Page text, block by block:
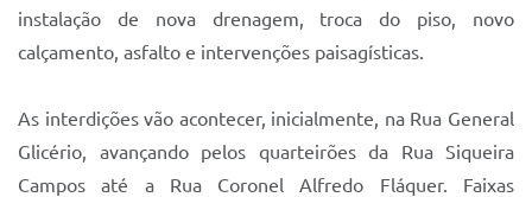
instalação de nova drenagem, troca do piso, novo
calçamento, asfalto e intervenções paisagísticas.
As interdições vão acontecer, inicialmente, na Rua General
Glicério, avançando pelos quarteirões da Rua Siqueira
Campos até a Rua Coronel Alfredo Fláquer. Faixas